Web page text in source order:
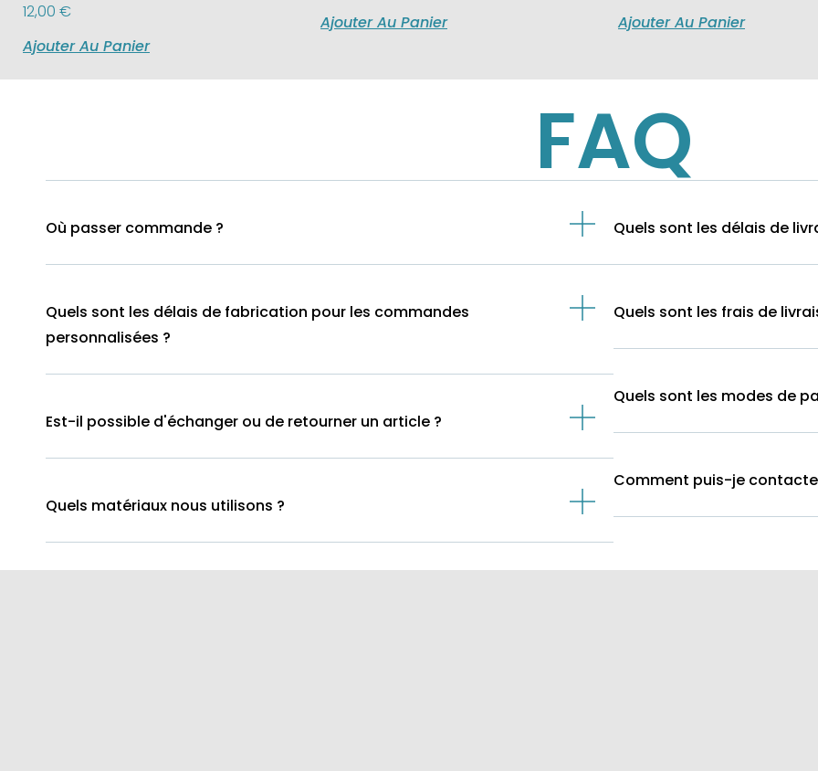
12,00 €
Ajouter Au Panier
Ajouter Au Panier
Ajouter Au Panier
FAQ
Où passer commande ?
Quels sont les délais de fabrication pour les commandes
personnalisées ?
Est-il possible d'échanger ou de retourner un article ?
Quels matériaux nous utilisons ?
Quels sont les délais de
Quels sont les frais de
Quels sont les modes de
Comment puis-je